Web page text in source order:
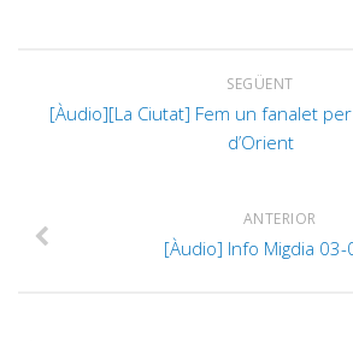
SEGÜENT
[Àudio][La Ciutat] Fem un fanalet
d’Orient
ANTERIOR
[Àudio] Info Migdia